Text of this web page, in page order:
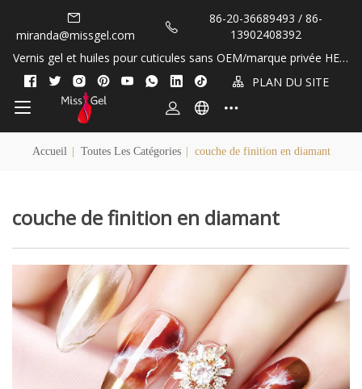
miranda@missgel.com
86-20-36689493 / 86-
13902408392
Vernis gel et huiles pour cuticules sans OEM/marque privée HEM
A et TPO&nbsp;!
PLAN DU SITE
Accueil Toutes Les Catégories couche de finition en diamant
couche de finition en diamant